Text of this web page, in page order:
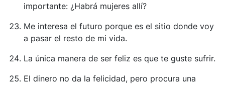
importante: ¿Habrá mujeres allí?
Me interesa el futuro porque es el sitio donde voy
a pasar el resto de mi vida.
La única manera de ser feliz es que te guste sufrir.
El dinero no da la felicidad, pero procura una